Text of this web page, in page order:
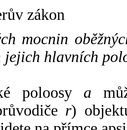
zákon
mocnin
jejich hlavních
poloosy a
r)